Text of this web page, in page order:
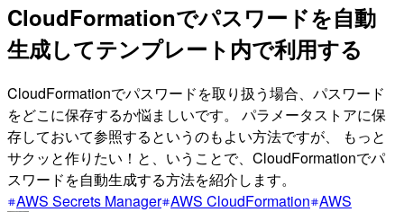
CloudFormationでパスワードを自動
生成してテンプレート内で利用する
CloudFormationでパスワードを取り扱う場合、パスワード
をどこに保存するか悩ましいです。 パラメータストアに保
存しておいて参照するというのもよい方法ですが、 もっと
サクッと作りたい！と、いうことで、CloudFormationでパ
スワードを自動生成する方法を紹介します。
AWS Secrets Manager AWS CloudFormation AWS